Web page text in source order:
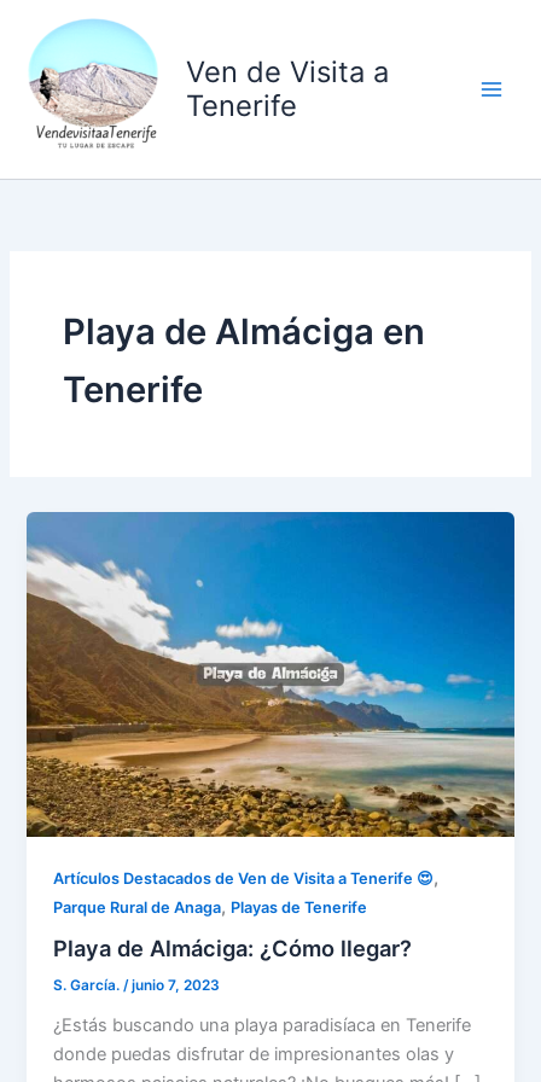
contenido
Ven de Visita a
Tenerife
Playa de Almáciga en
Tenerife
Artículos Destacados de Ven de Visita a Tenerife 😍,
Parque Rural de Anaga, Playas de Tenerife
Playa de Almáciga: ¿Cómo llegar?
S. García./junio 7, 2023
¿Estás buscando una playa paradisíaca en Tenerife
donde puedas disfrutar de impresionantes olas y